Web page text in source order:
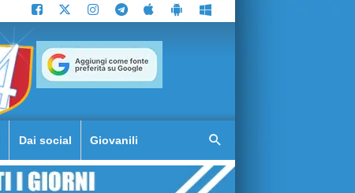
Dai social Giovanili